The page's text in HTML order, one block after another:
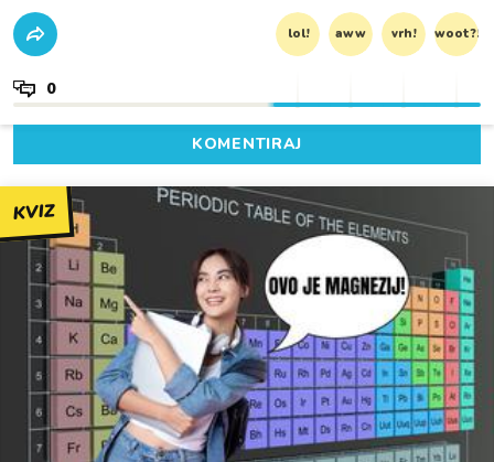
lol! aww vrh! woot?!
0
KOMENTIRAJ
KVIZ